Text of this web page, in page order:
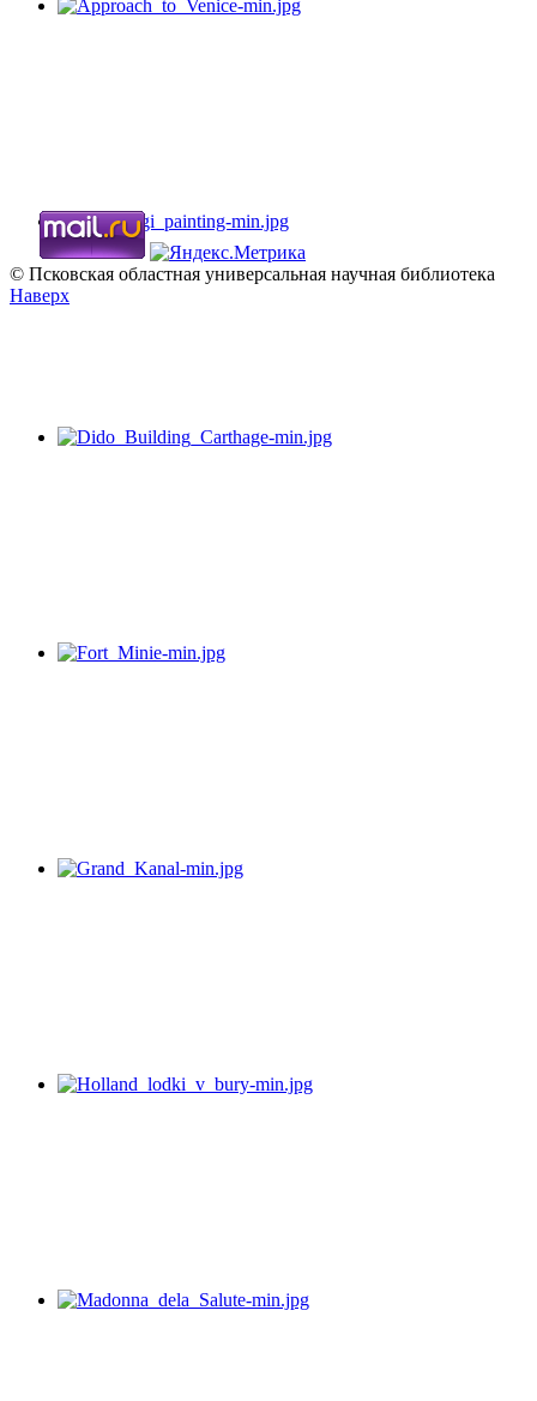
© Псковская областная универсальная научная библиотека
Наверх